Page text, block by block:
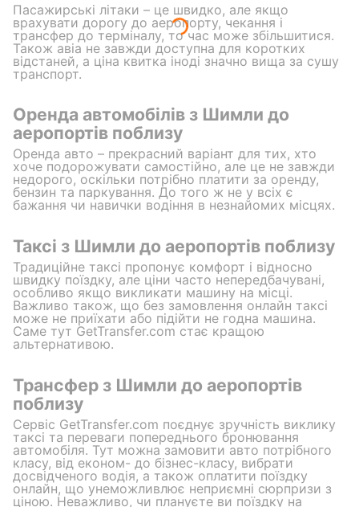
Пасажирські літаки – це швидко, але якщо
врахувати дорогу до аеропорту, чекання і
трансфер до терміналу, то час може збільшитися.
Також авіа не завжди доступна для коротких
відстаней, а ціна квитка іноді значно вища за сушу
транспорт.
Оренда автомобілів з Шимли до
аеропортів поблизу
Оренда авто – прекрасний варіант для тих, хто
хоче подорожувати самостійно, але це не завжди
недорого, оскільки потрібно платити за оренду,
бензин та паркування. До того ж не у всіх є
бажання чи навички водіння в незнайомих місцях.
Таксі з Шимли до аеропортів поблизу
Традиційне таксі пропонує комфорт і відносно
швидку поїздку, але ціни часто непередбачувані,
особливо якщо викликати машину на місці.
Важливо також, що без замовлення онлайн таксі
може не приїхати або підійти не годна машина.
Саме тут GetTransfer.com стає кращою
альтернативою.
Трансфер з Шимли до аеропортів
поблизу
Сервіс GetTransfer.com поєднує зручність виклику
таксі та переваги попереднього бронювання
автомобіля. Тут можна замовити авто потрібного
класу, від економ- до бізнес-класу, вибрати
досвідченого водія, а також оплатити поїздку
онлайн, що унеможливлює неприємні сюрпризи з
ціною. Неважливо, чи плануєте ви поїздку на